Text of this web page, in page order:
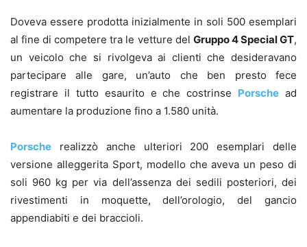
Doveva essere prodotta inizialmente in soli 500 esemplari
al fine di competere tra le vetture del Gruppo 4 Special GT,
un veicolo che si rivolgeva ai clienti che desideravano
partecipare alle gare, un’auto che ben presto fece
registrare il tutto esaurito e che costrinse Porsche ad
aumentare la produzione fino a 1.580 unità.
Porsche realizzò anche ulteriori 200 esemplari delle
versione alleggerita Sport, modello che aveva un peso di
soli 960 kg per via dell’assenza dei sedili posteriori, dei
rivestimenti in moquette, dell’orologio, del gancio
appendiabiti e dei braccioli.